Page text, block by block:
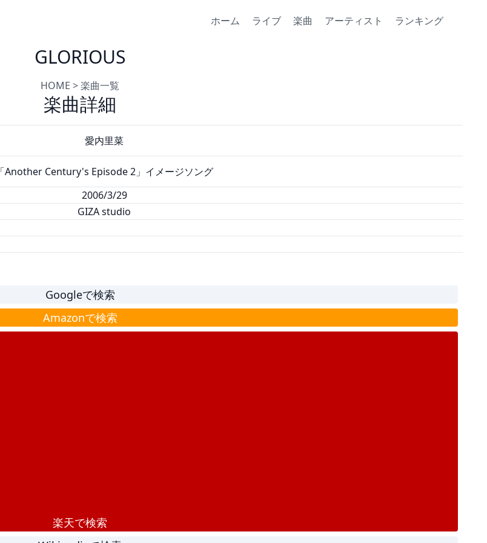
ホーム ライブ 楽曲 アーティスト ランキング
GLORIOUS
HOME >楽曲一覧
楽曲詳細
愛内里菜
「Another Century's Episode 2」イメージソング
2006/3/29
GIZA studio
Googleで検索
Amazonで検索
楽天で検索